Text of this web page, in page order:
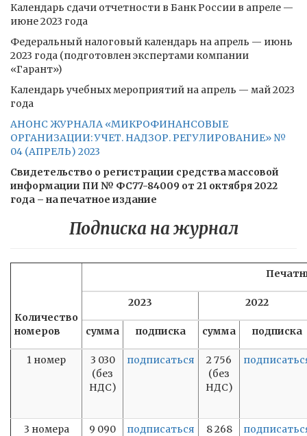
Календарь сдачи отчетности в Банк России в апреле —
июне 2023 года
Федеральный налоговый календарь на апрель — июнь
2023 года (подготовлен экспертами компании
«Гарант»)
Календарь учебных мероприятий на апрель — май 2023
года
АНОНС ЖУРНАЛА «МИКРОФИНАНСОВЫЕ
ОРГАНИЗАЦИИ: УЧЕТ. НАДЗОР. РЕГУЛИРОВАНИЕ» №
04 (АПРЕЛЬ) 2023
Свидетельство о регистрации средства массовой
информации ПИ № ФС77-84009 от 21 октября 2022
года – на печатное издание
Подписка на журнал
Количество
номеров
2023 2022
сумма подписка сумма подписка
1 номер
3 030
(без
НДС)
подписаться
2 756
(без
НДС)
3 номера
9 090
подписаться
8 268